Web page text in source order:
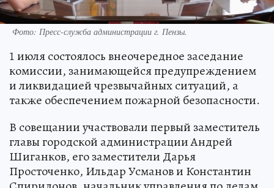
Фото: Пресс-служба администрации г. Пензы.
1 июля состоялось внеочередное заседание
комиссии, занимающейся предупреждением
и ликвидацией чрезвычайных ситуаций, а
также обеспечением пожарной безопасности.
В совещании участвовали первый заместитель
главы городской администрации Андрей
Шиганков, его заместители Дарья
Просточенко, Ильдар Усманов и Константин